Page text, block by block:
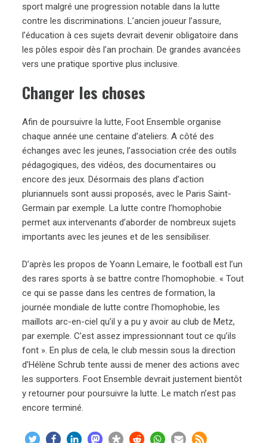
sport malgré une progression notable dans la lutte
contre les discriminations. L’ancien joueur l’assure,
l’éducation à ces sujets devrait devenir obligatoire dans
les pôles espoir dès l’an prochain. De grandes avancées
vers une pratique sportive plus inclusive.
Changer les choses
Afin de poursuivre la lutte, Foot Ensemble organise
chaque année une centaine d’ateliers. A côté des
échanges avec les jeunes, l’association crée des outils
pédagogiques, des vidéos, des documentaires ou
encore des jeux. Désormais des plans d’action
pluriannuels sont aussi proposés, avec le Paris Saint-
Germain par exemple. La lutte contre l’homophobie
permet aux intervenants d’aborder de nombreux sujets
importants avec les jeunes et de les sensibiliser.
D’après les propos de Yoann Lemaire, le football est l’un
des rares sports à se battre contre l’homophobie. « Tout
ce qui se passe dans les centres de formation, la
journée mondiale de lutte contre l’homophobie, les
maillots arc-en-ciel qu’il y a pu y avoir au club de Metz,
par exemple. C’est assez impressionnant tout ce qu’ils
font ». En plus de cela, le club messin sous la direction
d’Hélène Schrub tente aussi de mener des actions avec
les supporters. Foot Ensemble devrait justement bientôt
y retourner pour poursuivre la lutte. Le match n’est pas
encore terminé.